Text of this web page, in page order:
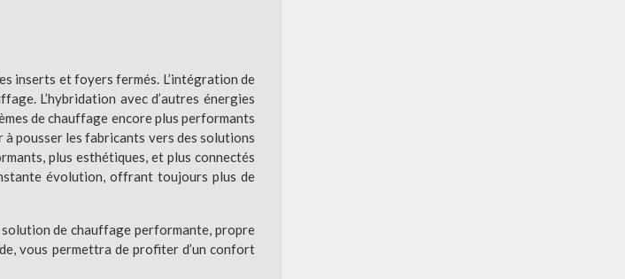
inserts et foyers fermés. L’intégration de
L’hybridation avec d’autres énergies
de chauffage encore plus performants
pousser les fabricants vers des solutions
plus esthétiques, et plus connectés
évolution, offrant toujours plus de
de chauffage performante, propre
vous permettra de profiter d’un confort